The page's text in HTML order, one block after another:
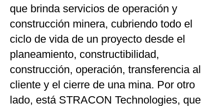
que brinda servicios de operación y
construcción minera, cubriendo todo el
ciclo de vida de un proyecto desde el
planeamiento, constructibilidad,
construcción, operación, transferencia al
cliente y el cierre de una mina. Por otro
lado, está STRACON Technologies, que